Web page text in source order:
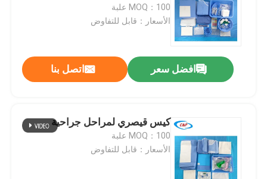
MOQ：100 علبة
الأسعار：قابل للتفاوض
افضل سعر اتصل بنا
كيس قيصري لمراحل جراحية
MOQ：100 علبة
الأسعار：قابل للتفاوض